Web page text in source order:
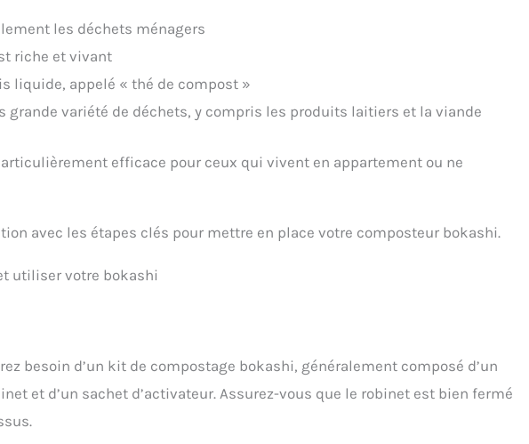
les déchets ménagers
riche et vivant
liquide, appelé « thé de compost »
grande variété de déchets, y compris les produits laitiers et la viande
efficace pour ceux qui vivent en appartement ou ne
avec les étapes clés pour mettre en place votre composteur bokashi.
utiliser votre bokashi
besoin d’un kit de compostage bokashi, généralement composé d’un
et d’un sachet d’activateur. Assurez-vous que le robinet est bien fermé